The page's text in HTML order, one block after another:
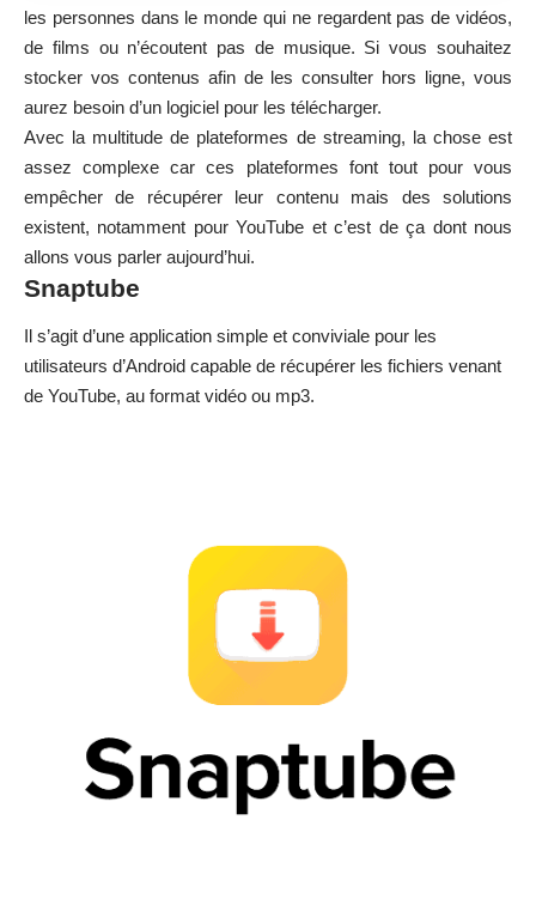
les personnes dans le monde qui ne regardent pas de vidéos,
de films ou n’écoutent pas de musique. Si vous souhaitez
stocker vos contenus afin de les consulter hors ligne, vous
aurez besoin d’un logiciel pour les télécharger.
Avec la multitude de plateformes de streaming, la chose est
assez complexe car ces plateformes font tout pour vous
empêcher de récupérer leur contenu mais des solutions
existent, notamment pour YouTube et c’est de ça dont nous
allons vous parler aujourd’hui.
Snaptube
Il s’agit d’une application simple et conviviale pour les
utilisateurs d’Android capable de récupérer les fichiers venant
de YouTube, au format vidéo ou mp3.